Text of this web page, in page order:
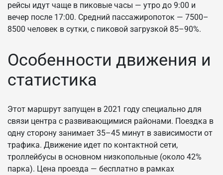
рейсы идут чаще в пиковые часы — утро до 9:00 и
вечер после 17:00. Средний пассажиропоток — 7500–
8500 человек в сутки, с пиковой загрузкой 85–90%.
Особенности движения и
статистика
Этот маршрут запущен в 2021 году специально для
связи центра с развивающимися районами. Поездка в
одну сторону занимает 35–45 минут в зависимости от
трафика. Движение идет по контактной сети,
троллейбусы в основном низкопольные (около 42%
парка). Цена проезда — бесплатно в рамках